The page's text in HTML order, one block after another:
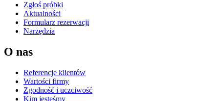
Zgłoś próbki
Aktualności
Formularz rezerwacji
Narzędzia
O nas
Referencje klientów
Wartości firmy
Zgodność i uczciwość
Kim jesteśmy